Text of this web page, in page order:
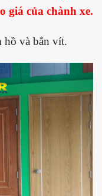
giá của chành xe.
hồ và bắn vít.